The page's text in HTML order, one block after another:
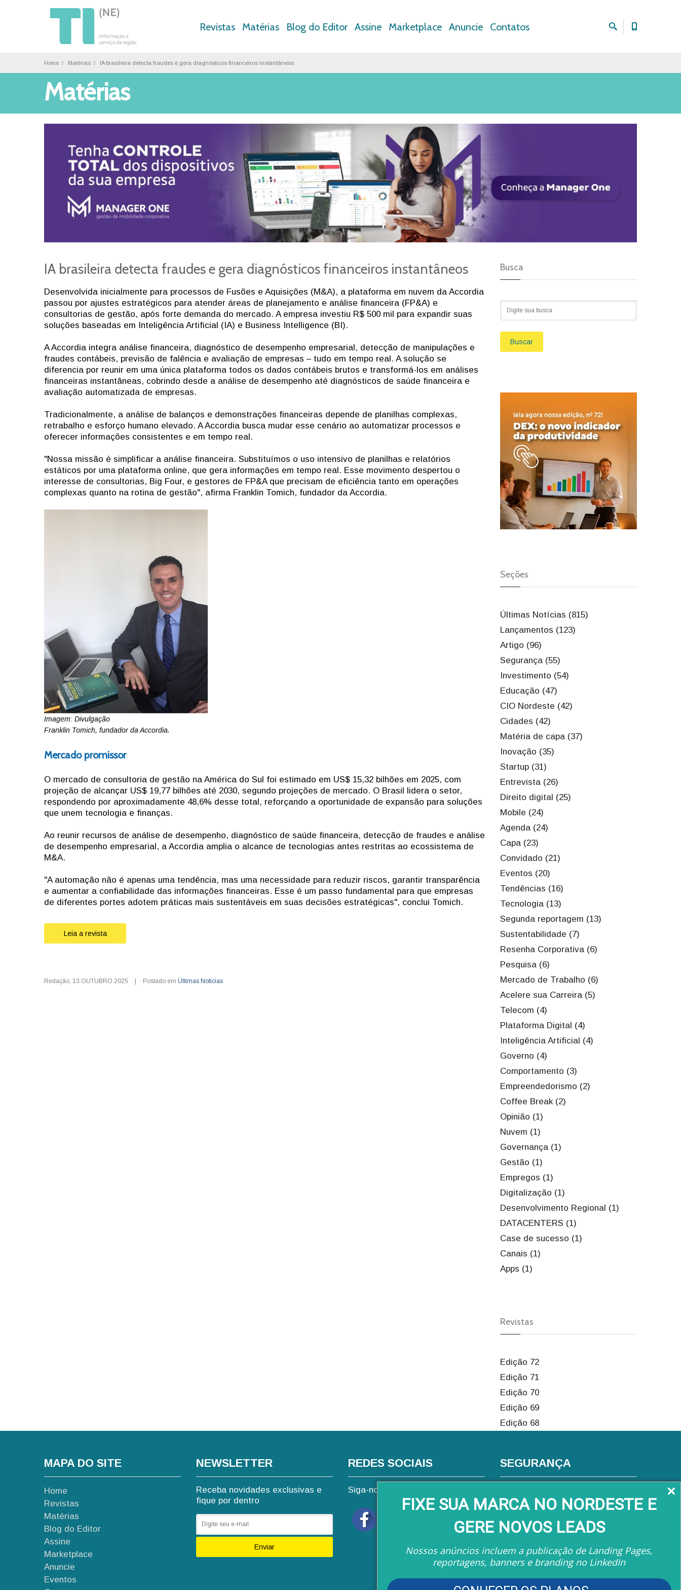
FIXE SUA MARCA NO NORDESTE E
GERE NOVOS LEADS
Nossos anúncios incluem a publicação de Landing Pages,
reportagens, banners e branding no LinkedIn
Revistas Matérias Blog do Editor Assine Marketplace Anuncie Contatos
Home Matérias IA brasileira detecta fraudes e gera diagnósticos financeiros instantâneos
Matérias
IA brasileira detecta fraudes e gera diagnósticos financeiros instantâneos
Desenvolvida inicialmente para processos de Fusões e Aquisições (M&A), a plataforma em nuvem da Accordia
passou por ajustes estratégicos para atender áreas de planejamento e análise financeira (FP&A) e
consultorias de gestão, após forte demanda do mercado. A empresa investiu R$ 500 mil para expandir suas
soluções baseadas em Inteligência Artificial (IA) e Business Intelligence (BI).
A Accordia integra análise financeira, diagnóstico de desempenho empresarial, detecção de manipulações e
fraudes contábeis, previsão de falência e avaliação de empresas – tudo em tempo real. A solução se
diferencia por reunir em uma única plataforma todos os dados contábeis brutos e transformá-los em análises
financeiras instantâneas, cobrindo desde a análise de desempenho até diagnósticos de saúde financeira e
avaliação automatizada de empresas.
Tradicionalmente, a análise de balanços e demonstrações financeiras depende de planilhas complexas,
retrabalho e esforço humano elevado. A Accordia busca mudar esse cenário ao automatizar processos e
oferecer informações consistentes e em tempo real.
"Nossa missão é simplificar a análise financeira. Substituímos o uso intensivo de planilhas e relatórios
estáticos por uma plataforma online, que gera informações em tempo real. Esse movimento despertou o
interesse de consultorias, Big Four, e gestores de FP&A que precisam de eficiência tanto em operações
complexas quanto na rotina de gestão", afirma Franklin Tomich, fundador da Accordia.
Imagem: Divulgação
Franklin Tomich, fundador da Accordia.
Mercado promissor
O mercado de consultoria de gestão na América do Sul foi estimado em US$ 15,32 bilhões em 2025, com
projeção de alcançar US$ 19,77 bilhões até 2030, segundo projeções de mercado. O Brasil lidera o setor,
respondendo por aproximadamente 48,6% desse total, reforçando a oportunidade de expansão para soluções
que unem tecnologia e finanças.
Ao reunir recursos de análise de desempenho, diagnóstico de saúde financeira, detecção de fraudes e análise
de desempenho empresarial, a Accordia amplia o alcance de tecnologias antes restritas ao ecossistema de
M&A.
"A automação não é apenas uma tendência, mas uma necessidade para reduzir riscos, garantir transparência
e aumentar a confiabilidade das informações financeiras. Esse é um passo fundamental para que empresas
de diferentes portes adotem práticas mais sustentáveis em suas decisões estratégicas", conclui Tomich.
Leia a revista
Redação, 13.OUTUBRO.2025 Postado em Últimas Notícias
Busca
Buscar
Seções
Últimas Notícias (815)
Lançamentos (123)
Artigo (96)
Segurança (55)
Investimento (54)
Educação (47)
CIO Nordeste (42)
Cidades (42)
Matéria de capa (37)
Inovação (35)
Startup (31)
Entrevista (26)
Direito digital (25)
Mobile (24)
Agenda (24)
Capa (23)
Convidado (21)
Eventos (20)
Tendências (16)
Tecnologia (13)
Segunda reportagem (13)
Sustentabilidade (7)
Resenha Corporativa (6)
Pesquisa (6)
Mercado de Trabalho (6)
Acelere sua Carreira (5)
Telecom (4)
Plataforma Digital (4)
Inteligência Artificial (4)
Governo (4)
Comportamento (3)
Empreendedorismo (2)
Coffee Break (2)
Opinião (1)
Nuvem (1)
Governança (1)
Gestão (1)
Empregos (1)
Digitalização (1)
Desenvolvimento Regional (1)
DATACENTERS (1)
Case de sucesso (1)
Canais (1)
Apps (1)
Revistas
Edição 72
Edição 71
Edição 70
Edição 69
Edição 68
MAPA DO SITE
Home
Revistas
Matérias
Blog do Editor
Assine
Marketplace
Anuncie
Eventos
NEWSLETTER
Receba novidades exclusivas e
fique por dentro
Enviar
REDES SOCIAIS
Siga-nos nas redes sociais
SEGURANÇA